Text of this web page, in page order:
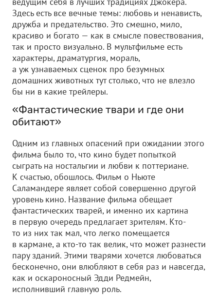
Здесь есть все вечные темы: любовь и ненависть,
дружба и предательство. Это смешно, мило,
красиво и богато — как в смысле повествования,
так и просто визуально. В мультфильме есть
характеры, драматургия, мораль,
а уж узнаваемых сценок про безумных
домашних животных тут столько, что не влезло
бы ни в какие трейлеры.
«Фантастические твари и где они
обитают»
Одним из главных опасений при ожидании этого
фильма было то, что кино будет попыткой
сыграть на ностальгии и любви к поттериане.
К счастью, обошлось. Фильм о Ньюте
Саламандере являет собой совершенно другой
уровень кино. Название фильма обещает
фантастических тварей, и именно их картина
в первую очередь предлагает зрителям. Кто-
то из них так мал, что легко помещается
в кармане, а кто-то так велик, что может разнести
пару зданий. Этими тварями хочется любоваться
бесконечно, они влюбляют в себя раз и навсегда,
как и оскароносный Эдди Редмейн,
исполнивший главную роль.